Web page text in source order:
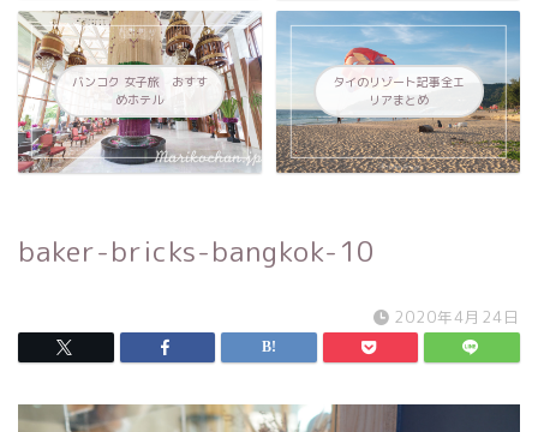
バンコク 女子旅 おすす
めホテル
タイのリゾート記事全エ
リアまとめ
baker-bricks-bangkok-10
2020年4月24日